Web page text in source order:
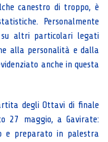
canestro di troppo, è
Personalmente
su altri particolari legati
alla personalità e dalla
anche in questa
degli Ottavi di finale
27 maggio, a Gavirate:
e preparato in palestra